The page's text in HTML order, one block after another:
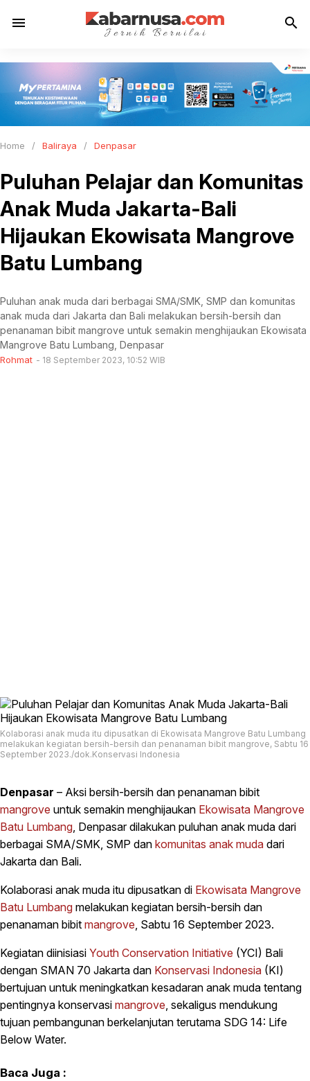
menu search
Home / Baliraya / Denpasar
Puluhan Pelajar dan Komunitas
Anak Muda Jakarta-Bali
Hijaukan Ekowisata Mangrove
Batu Lumbang
Puluhan anak muda dari berbagai SMA/SMK, SMP dan komunitas
anak muda dari Jakarta dan Bali melakukan bersih-bersih dan
penanaman bibit mangrove untuk semakin menghijaukan Ekowisata
Mangrove Batu Lumbang, Denpasar
Rohmat 18 September 2023, 10:52 WIB
Kolaborasi anak muda itu dipusatkan di Ekowisata Mangrove Batu Lumbang
melakukan kegiatan bersih-bersih dan penanaman bibit mangrove, Sabtu 16
September 2023./dok.Konservasi Indonesia
Denpasar – Aksi bersih-bersih dan penanaman bibit
mangrove untuk semakin menghijaukan Ekowisata Mangrove
Batu Lumbang , Denpasar dilakukan puluhan anak muda dari
berbagai SMA/SMK, SMP dan komunitas anak muda dari
Jakarta dan Bali.
Kolaborasi anak muda itu dipusatkan di Ekowisata Mangrove
Batu Lumbang melakukan kegiatan bersih-bersih dan
penanaman bibit mangrove , Sabtu 16 September 2023.
Kegiatan diinisiasi Youth Conservation Initiative (YCI) Bali
dengan SMAN 70 Jakarta dan Konservasi Indonesia (KI)
bertujuan untuk meningkatkan kesadaran anak muda tentang
pentingnya konservasi mangrove , sekaligus mendukung
tujuan pembangunan berkelanjutan terutama SDG 14: Life
Below Water.
Baca Juga :